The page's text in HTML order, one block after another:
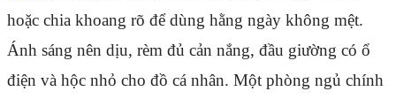
hoặc chia khoang rõ để dùng hằng ngày không mệt.
Ánh sáng nên dịu, rèm đủ cản nắng, đầu giường có ổ
điện và hộc nhỏ cho đồ cá nhân. Một phòng ngủ chính